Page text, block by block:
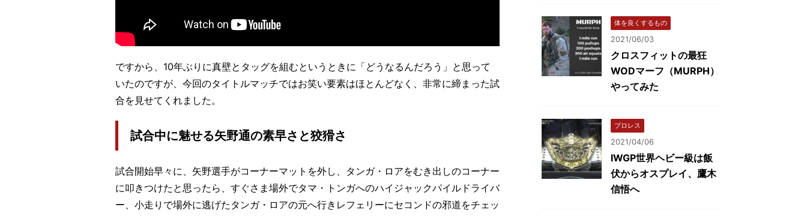
ですから、10年ぶりに真壁とタッグを組むというときに「どうなるんだろう」と思って
いたのですが、今回のタイトルマッチではお笑い要素はほとんどなく、非常に締まった試
合を見せてくれました。
試合中に魅せる矢野通の素早さと狡猾さ
試合開始早々に、矢野選手がコーナーマットを外し、タンガ・ロアをむき出しのコーナー
に叩きつけたと思ったら、すぐさま場外でタマ・トンガへのハイジャックパイルドライバ
ー、小走りで場外に逃げたタンガ・ロアの元へ行きレフェリーにセコンドの邪道をチェッ
体を良くするもの
2021/06/03
クロスフィットの最狂
WODマーフ（MURPH）
やってみた
プロレス
2021/04/06
IWGP世界ヘビー級は飯
伏からオスプレイ、鷹木
信悟へ